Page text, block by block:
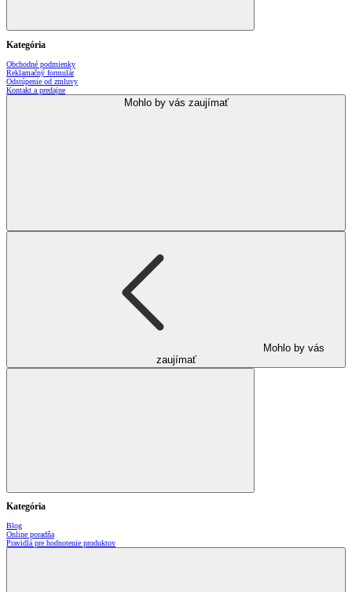
Kategória
Obchodné podmienky
Reklamačný formulár
Odstúpenie od zmluvy
Kontakt a predajne
Mohlo by vás zaujímať
Mohlo by vás
zaujímať
Kategória
Blog
Online poradňa
Pravidlá pre hodnotenie produktov